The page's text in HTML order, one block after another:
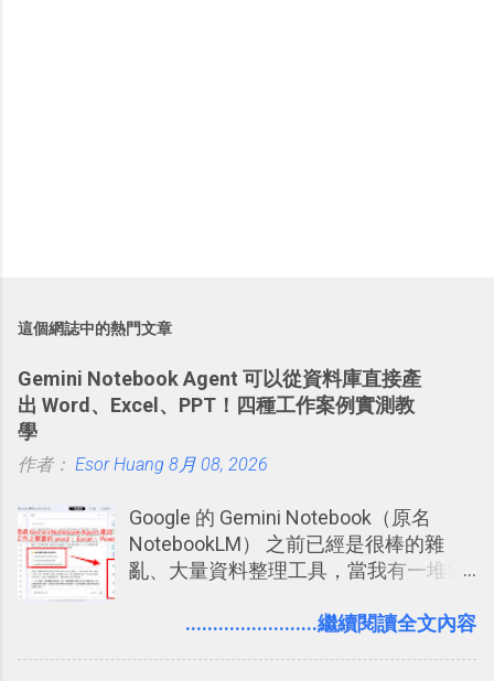
這個網誌中的熱門文章
Gemini Notebook Agent 可以從資料庫直接產
出 Word、Excel、PPT！四種工作案例實測教
學
作者： Esor Huang 8月 08, 2026
Google 的 Gemini Notebook（原名
NotebookLM） 之前已經是很棒的雜
亂、大量資料整理工具，當我有一堆需
量格式不一的混亂工作文件需要彙整，
........................繼續閱讀全文內容